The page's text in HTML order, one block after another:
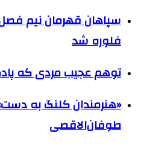
سپاهان قهرمان نیم فصل
فلوره شد
توهم عجیب مردی که
«هنرمندان کلنگ به دست»
طوفان‌الاقصی